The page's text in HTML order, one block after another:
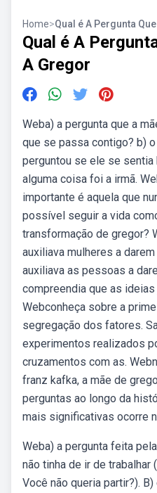
Home>Qual é A Pergunta
Qual é A
A Gregor
Weba) a pergunta que a
que se passa contigo? b)
perguntou se ele se
alguma coisa foi a irmã.
importante é aquela que
possível seguir a vida
transformação de gregor?
auxiliava mulheres a
auxiliava as pessoas a
compreendia que as
Webconheça sobre a
segregação dos fatores.
experimentos realizados
cruzamentos com as.
franz kafka, a mãe de
perguntas ao longo da
mais significativas ocorre
Weba) a pergunta feita
não tinha de ir de trabalhar
Você não queria partir?).